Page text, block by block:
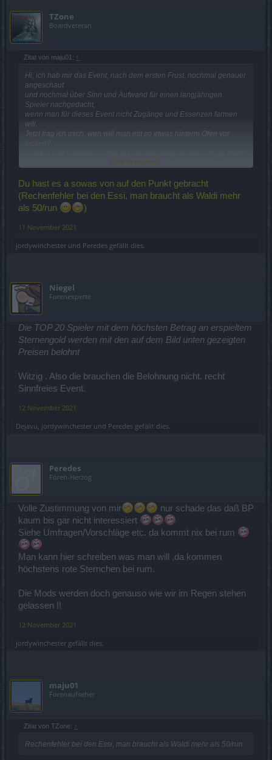
TZone
Boardveteran
Zitat von maju01: ↑
Hi, ich hab mir das Event, nach dem ersten Frust, nochmal genauer
angeschaut
und nochmal über Sinn und Aufwand für einen langjährigen
Spieler nachgedacht,
wenn man für dieses Event nicht Zugänge und Essenzen farmen
will.
Jetzt frag ich mich, wen will man mit so etwas hinterm Ofen vor
animieren das Event zu laufen.
Schlag ins Gesicht. (glaube für 3 Run Vollmond gibts mehr)
Edelsteinbeutel klar zu wenige und für die meisten auch zu klein.
Andermant und Schlüssel klar zu wenig.
brauchen, hätten sich das vielleicht immer
angetan.
Fazit: Lieber was anderes machen und hoffen das wer wach wird
PS: sollte wo ein Rechenfehler sein, dann sry
Click to expand...
Du hast es a sowas von auf den Punkt gebracht
(Rechenfehler bei den Essi, man braucht als Waldi mehr
als 50/run
)
11 November 2021
jordywinchester und Peredes gefällt dies.
Niegel
Forenexperte
Die TOP 20 Spieler mit dem höchsten Betrag an erspieltem
Sternengold werden mit den auf dem Bild unten gezeigten
Preisen belohnt
Witzig . Also die brauchen die Belohnung nicht. recht
Sinnfreies Event.
12 November 2021
Dejavu jordywinchester und Peredes gefällt dies.
Peredes
Foren-Herzog
Volle Zustimmung von mir
nur schade das daß BP
kaum bis gar nicht interessiert
Siehe Umfragen/Vorschläge etc. da kommt nix bei rum
Man kann hier schreiben was man will ,da kommen
höchstens rote Sternchen bei rum.
Die Mods werden doch genauso wie wir im Regen stehen
gelassen !!
12 November 2021
jordywinchester gefällt dies.
maju01
Forenaufseher
Zitat von TZone: ↑
Rechenfehler bei den Essi, man braucht als Waldi mehr als 50/run